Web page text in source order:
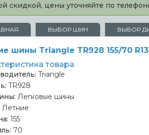
скидкой, цены уточняйте по
ВЫБОР ШИН ВЫБОР
шины Triangle TR928 155/70
товара
Triangle
TR928
Легковые шины
Летние
155
70